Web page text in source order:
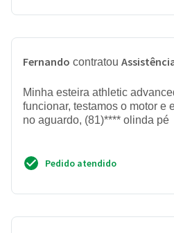
Fernando contratou
Minha esteira athletic
funcionar, testamos o motor e
no aguardo, (81)**** olinda pé
Pedido atendido